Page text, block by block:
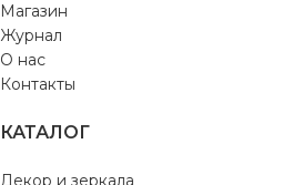
Магазин
Журнал
О нас
Контакты
КАТАЛОГ
Декор и зеркала